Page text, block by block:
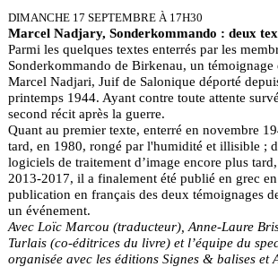
DIMANCHE 17 SEPTEMBRE À 17H30
Marcel Nadjary, Sonderkommando : deux
Parmi les quelques textes enterrés par les
Sonderkommando de Birkenau, un témoignage
Marcel Nadjari, Juif de Salonique déporté
printemps 1944. Ayant contre toute attente
second récit après la guerre.
Quant au premier texte, enterré en novembre
tard, en 1980, rongé par l'humidité et illisible ;
logiciels de traitement d’image encore plus
2013-2017, il a finalement été publié en grec
publication en français des deux témoignages
un événement.
Avec Loïc Marcou (traducteur), Anne-Laure
Turlais (co-éditrices du livre) et l’équipe du
organisée avec les éditions Signes & balises